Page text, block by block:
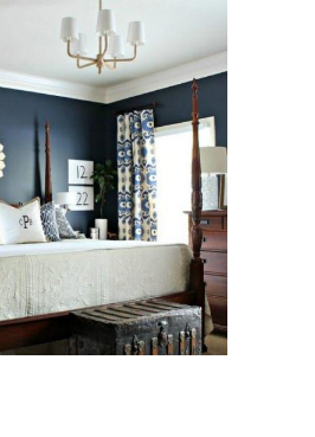
Спальня в стиле
Спальня в черных тонах
Мебель в белой